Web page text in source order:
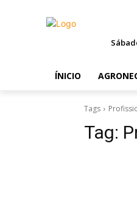
ÍNICIO
Tags
Tag: